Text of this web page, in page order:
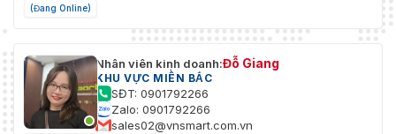
(Đang Online)
Nhân viên kinh doanh:Đỗ Giang
KHU VỰC MIỀN BẮC
SĐT: 0901792266
Zalo: 0901792266
sales02@vnsmart.com.vn